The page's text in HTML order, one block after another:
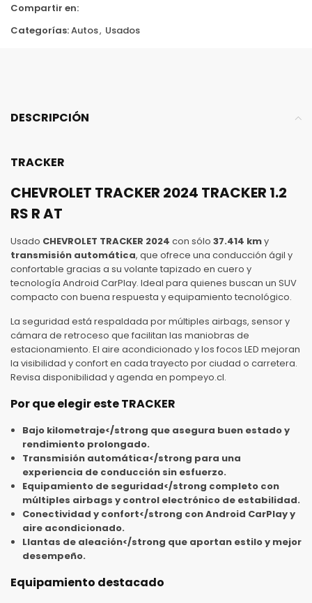
Compartir en:
Categorías:Autos, Usados
DESCRIPCIÓN
TRACKER
CHEVROLET TRACKER 2024 TRACKER 1.2
RS R AT
Usado CHEVROLET TRACKER 2024 con sólo 37.414 kmy
transmisión automática, que ofrece una conducción ágil y
confortable gracias a su volante tapizado en cuero y
tecnología Android CarPlay. Ideal para quienes buscan un SUV
compacto con buena respuesta y equipamiento tecnológico.
La seguridad está respaldada por múltiples airbags, sensor y
cámara de retroceso que facilitan las maniobras de
estacionamiento. El aire acondicionado y los focos LED mejoran
la visibilidad y confort en cada trayecto por ciudad o carretera.
Revisa disponibilidad y agenda en pompeyo.cl.
Por que elegir este TRACKER
Bajo kilometraje</strong que asegura buen estado y
rendimiento prolongado.
Transmisión automática</strong para una
experiencia de conducción sin esfuerzo.
Equipamiento de seguridad</strong completo con
múltiples airbags y control electrónico de estabilidad.
Conectividad y confort</strong con Android CarPlay y
aire acondicionado.
Llantas de aleación</strong que aportan estilo y mejor
desempeño.
Equipamiento destacado